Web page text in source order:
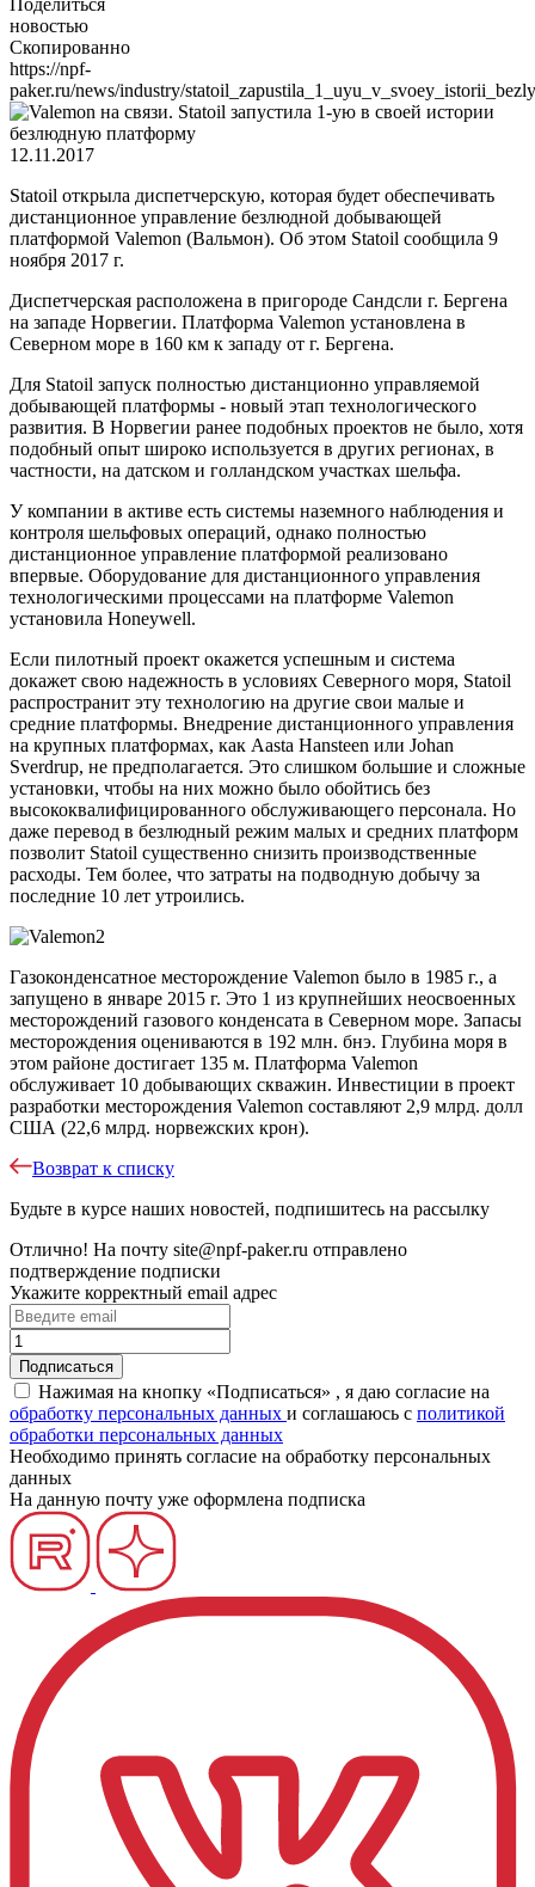
новостью
Скопированно
https://npf-
paker.ru/news/industry/
12.11.2017
Statoil открыла диспетчерскую, которая будет обеспечивать
дистанционное управление безлюдной добывающей
платформой Valemon (Вальмон). Об этом Statoil сообщила 9
ноября 2017 г.
Диспетчерская расположена в пригороде Сандсли г. Бергена
на западе Норвегии. Платформа Valemon установлена в
Северном море в 160 км к западу от г. Бергена.
Для Statoil запуск полностью дистанционно управляемой
добывающей платформы - новый этап технологического
развития. В Норвегии ранее подобных проектов не было, хотя
подобный опыт широко используется в других регионах, в
частности, на датском и голландском участках шельфа.
У компании в активе есть системы наземного наблюдения и
контроля шельфовых операций, однако полностью
дистанционное управление платформой реализовано
впервые. Оборудование для дистанционного управления
технологическими процессами на платформе Valemon
установила Honeywell.
Если пилотный проект окажется успешным и система
докажет свою надежность в условиях Северного моря, Statoil
распространит эту технологию на другие свои малые и
средние платформы. Внедрение дистанционного управления
на крупных платформах, как Aasta Hansteen или Johan
Sverdrup, не предполагается. Это слишком большие и сложные
установки, чтобы на них можно было обойтись без
высококвалифицированного обслуживающего персонала. Но
даже перевод в безлюдный режим малых и средних платформ
позволит Statoil существенно снизить производственные
расходы. Тем более, что затраты на подводную добычу за
последние 10 лет утроились.
Газоконденсатное месторождение Valemon было в 1985 г., а
запущено в январе 2015 г. Это 1 из крупнейших неосвоенных
месторождений газового конденсата в Северном море. Запасы
месторождения оцениваются в 192 млн. бнэ. Глубина моря в
этом районе достигает 135 м. Платформа Valemon
обслуживает 10 добывающих скважин. Инвестиции в проект
разработки месторождения Valemon составляют 2,9 млрд. долл
США (22,6 млрд. норвежских крон).
Возврат к списку
Будьте в курсе наших новостей, подпишитесь на рассылку
Отлично! На почту site@npf-paker.ru отправлено
подтверждение подписки
Укажите корректный email адрес
Нажимая на кнопку «Подписаться» , я даю согласие на
обработку персональных данных и соглашаюсь c политикой
обработки персональных данных
Необходимо принять согласие на обработку персональных
данных
На данную почту уже оформлена подписка